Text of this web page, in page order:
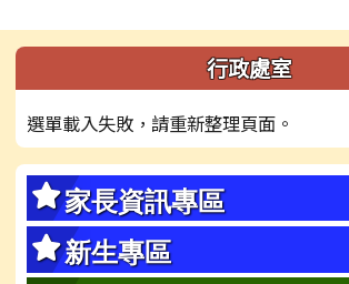
左邊區域內容 行政處室
選單載入失敗，請重新整理頁面。
家長資訊專區
新生專區